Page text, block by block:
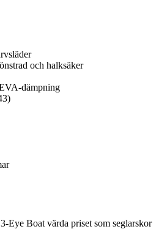
och halksäker
dämpning
Eye Boat värda priset som seglarskor